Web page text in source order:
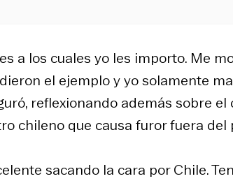
a los cuales yo les importo. Me
el ejemplo y yo solamente
reflexionando además sobre
chileno que causa furor fuera del
sacando la cara por Chile.